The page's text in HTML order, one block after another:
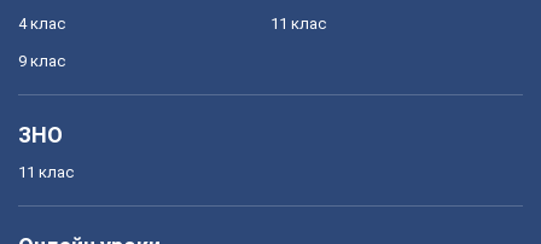
4 клас
9 клас
11 клас
ЗНО
11 клас